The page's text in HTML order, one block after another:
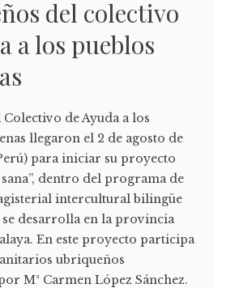
del colectivo
a los pueblos
de Ayuda a los
llegaron el 2 de agosto de
para iniciar su proyecto
dentro del programa de
intercultural bilingüe
se desarrolla en la provincia
En este proyecto participa
ubriqueños
Mª Carmen López Sánchez.